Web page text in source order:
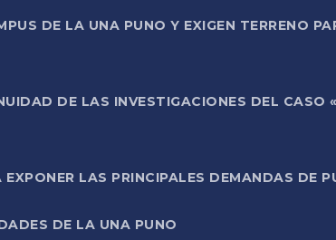
DE LA UNA PUNO Y EXIGEN TERRENO
DE LAS INVESTIGACIONES DEL CASO
LAS PRINCIPALES DEMANDAS DE
DE LA UNA PUNO